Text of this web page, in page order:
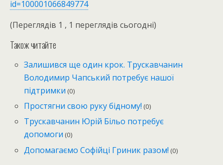
id=100001066849774
(Переглядів 1 , 1 переглядів сьогодні)
Також читайте
Залишився ще один крок. Трускавчанин
Володимир Чапський потребує нашої
підтримки (0)
Простягни свою руку бідному! (0)
Трускавчанин Юрій Більо потребує
допомоги (0)
Допомагаємо Софійці Гриник разом! (0)